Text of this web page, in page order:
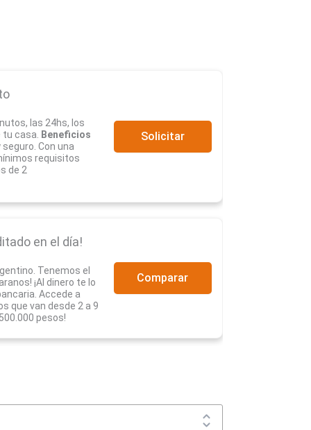
las 24hs, los
tu casa. Beneficios
seguro. Con una
requisitos
de 2
Solicitar
en el día!
Tenemos el
¡Al dinero te lo
Accede a
que van desde 2 a 9
pesos!
Comparar